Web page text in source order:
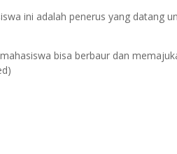
ini adalah penerus yang datang
bisa berbaur dan